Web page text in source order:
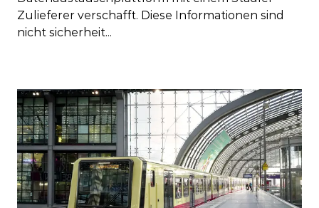
Zulieferer verschafft. Diese Informationen sind
nicht sicherheit...